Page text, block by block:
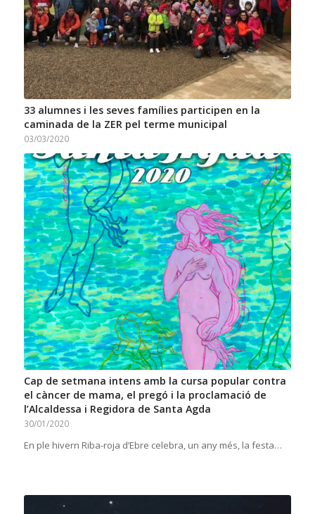
33 alumnes i les seves famílies participen en la
caminada de la ZER pel terme municipal
03/03/2020
Cap de setmana intens amb la cursa popular contra
el càncer de mama, el pregó i la proclamació de
l’Alcaldessa i Regidora de Santa Agda
30/01/2020
En ple hivern Riba-roja d’Ebre celebra, un any més, la festa…